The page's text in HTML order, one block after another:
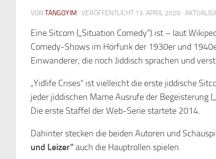
VON TANGOYIM · VERÖFFENTLICHT 13. APRIL 2020 ·
Eine Sitcom („Situation Comedy“) ist – laut
Comedy-Shows im Hörfunk der 1930er und
Einwanderer, die noch Jiddisch sprachen und
„Yidlife Crises“ ist vielleicht die erste jiddische
jeder jiddischen Mame Ausrufe der Begeisterung
Die erste Staffel der Web-Serie startete 2014.
Dahinter stecken die beiden Autoren und
und Leizer“auch die Hauptrollen spielen.